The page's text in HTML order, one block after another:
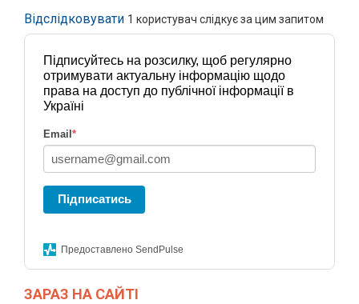
Відслідковувати 1 користувач слідкує за цим запитом
Підписуйтесь на розсилку, щоб регулярно
отримувати актуальну інформацію щодо
права на доступ до публічної інформації в
Україні
Email *
Підписатись
Предоставлено SendPulse
ЗАРАЗ НА САЙТІ